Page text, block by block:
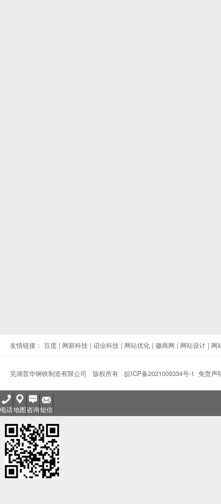
友情链接： 百度 | 网新科技 | 诏业科技 | 网站优化 | 徽商网 | 网站设计 | 网
芜湖普华钢铁制造有限公司 版权所有 皖ICP备2021009334号-1 免责声
电话地图咨询短信